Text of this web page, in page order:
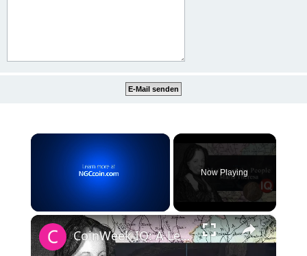
×
Unmute
Now Playing
×
CoinWeek IQ: A Legacy in Coins - Maria Theresa - 4K Video